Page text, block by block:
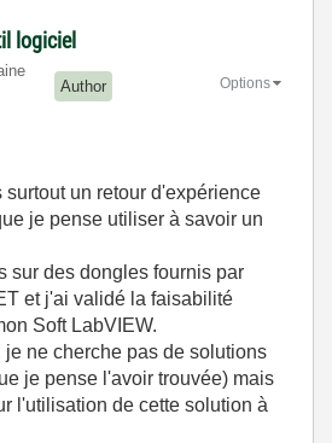
logiciel
Author Options
surtout un retour d'expérience
je pense utiliser à savoir un
sur des dongles fournis par
et j'ai validé la faisabilité
Soft LabVIEW.
je ne cherche pas de solutions
je pense l'avoir trouvée) mais
l'utilisation de cette solution à